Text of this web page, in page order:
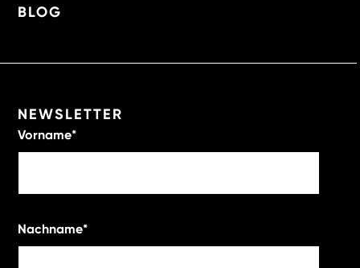
BLOG
NEWSLETTER
Vorname*
Nachname*